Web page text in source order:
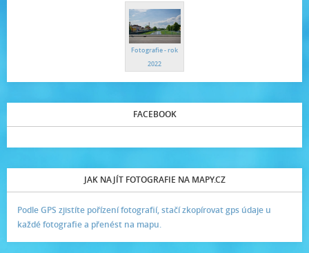
Fotografie - rok
2022
FACEBOOK
JAK NAJÍT FOTOGRAFIE NA MAPY.CZ
Podle GPS zjistíte pořízení fotografií, stačí zkopírovat gps údaje u
každé fotografie a přenést na mapu.